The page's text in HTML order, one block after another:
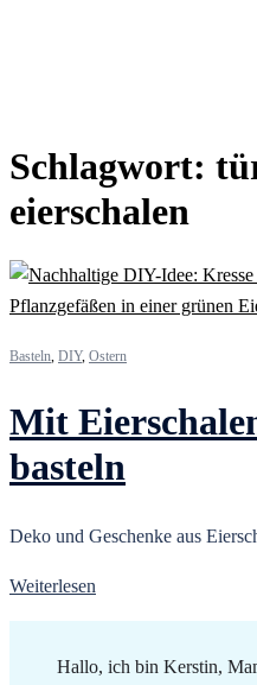
Schlagwort:
eierschalen
Basteln, DIY, Ostern
Mit
basteln
Deko und Geschenke aus
Weiterlesen
Hallo, ich bin Kerstin,